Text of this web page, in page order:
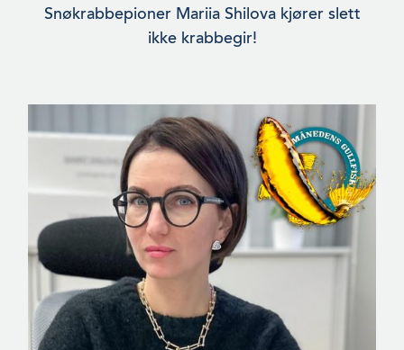
Snøkrabbepioner Mariia Shilova kjører slett
ikke krabbegir!